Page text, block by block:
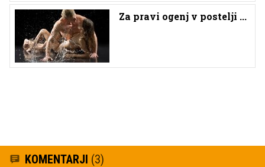
Za pravi ogenj v postelji ...
KOMENTARJI (3)